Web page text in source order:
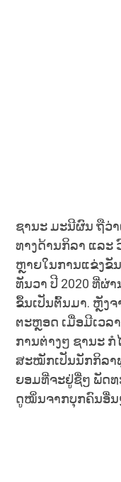
ຊານະ ມະນີຜົນ ຖືວ່
ທາງດ້ານກິລາ ແລະ
ຫຼາຍໃນການແຂ່ງຂັ
ທັນວາ ປີ 2020 ທີ່ຜ່
ຂຶ້ນເປັນຕົ້ນມາ. ຫຼັງ
ຕະຫຼອດ ເມື່ອມີເວລ
ການຕ່າງໆ ຊານະ
ສະໝັກເປັນນັກກິລາ
ຍອມທີ່ຈະຢູ່ຊື່ໆ ພັດທ
ດູໝິ່ນຈາກບຸກຄົນອື່ນ